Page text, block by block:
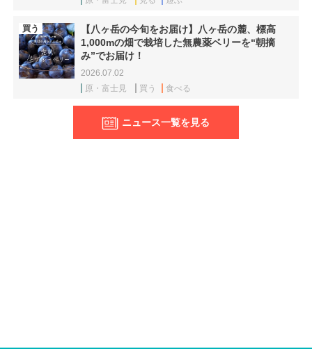
買う
【八ヶ岳の今旬をお届け】八ヶ岳の麓、標高
1,000mの畑で栽培した無農薬ベリーを“朝摘
み”でお届け！
2026.07.02
原・富士見
買う 食べる
ニュース一覧を見る